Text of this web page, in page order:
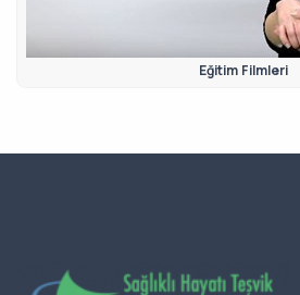
Eğitim Filmleri